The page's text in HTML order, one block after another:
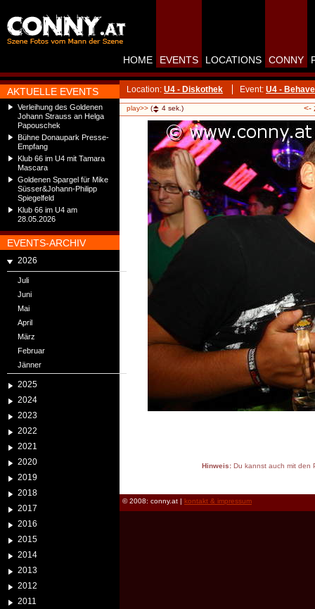
AKTUELLE EVENTS
Verleihung des Goldenen
Johann Strauss an Helga
Papouschek
Bühne Donaupark Presse-
Empfang
Klub 66 im U4 mit Tamara
Mascara
Goldenen Spargel für Mike
Süsser&Johann-Philipp
Spiegelfeld
Klub 66 im U4 am
28.05.2026
EVENTS-ARCHIV
2026
Juli
Juni
Mai
April
März
Februar
Jänner
2025
2024
2023
2022
2021
2020
2019
2018
2017
2016
2015
2014
2013
2012
2011
HOME EVENTS LOCATIONS CONNY
Location: U4 - Diskothek Event: U4 -
play>> ( 4 sek.) <-
Hinweis:Du kannst auch mit den
© 2008: conny.at | kontakt & impressum